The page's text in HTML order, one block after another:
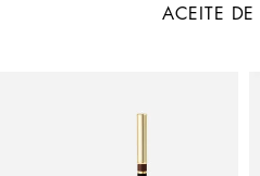
ACEITE DE